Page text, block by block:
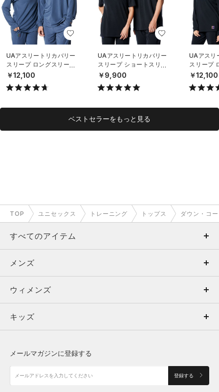
UAアスリートリカバリー
スリープ ロングスリーブ
シャツ（リカバリー/UNIS
EX）
￥12,100
UAアスリートリカバリー
スリープ ショートスリー
ブ シャツ（ライフスタイ
ル/UNISEX）
￥9,900
UAアスリ
スリープ
シャツ（
UNISEX）
￥12,100
ベストセラーをもっと見る
TOP ユニセックス トレーニング トップス ダウン・コ
すべてのアイテム
メンズ
ウィメンズ
キッズ
アクセサリー
メンズ
トップス
ボトムス
アクセサリー
ウィメンズ
トップス
シューズ
キッズ
メールマガジンに登録する
登録する